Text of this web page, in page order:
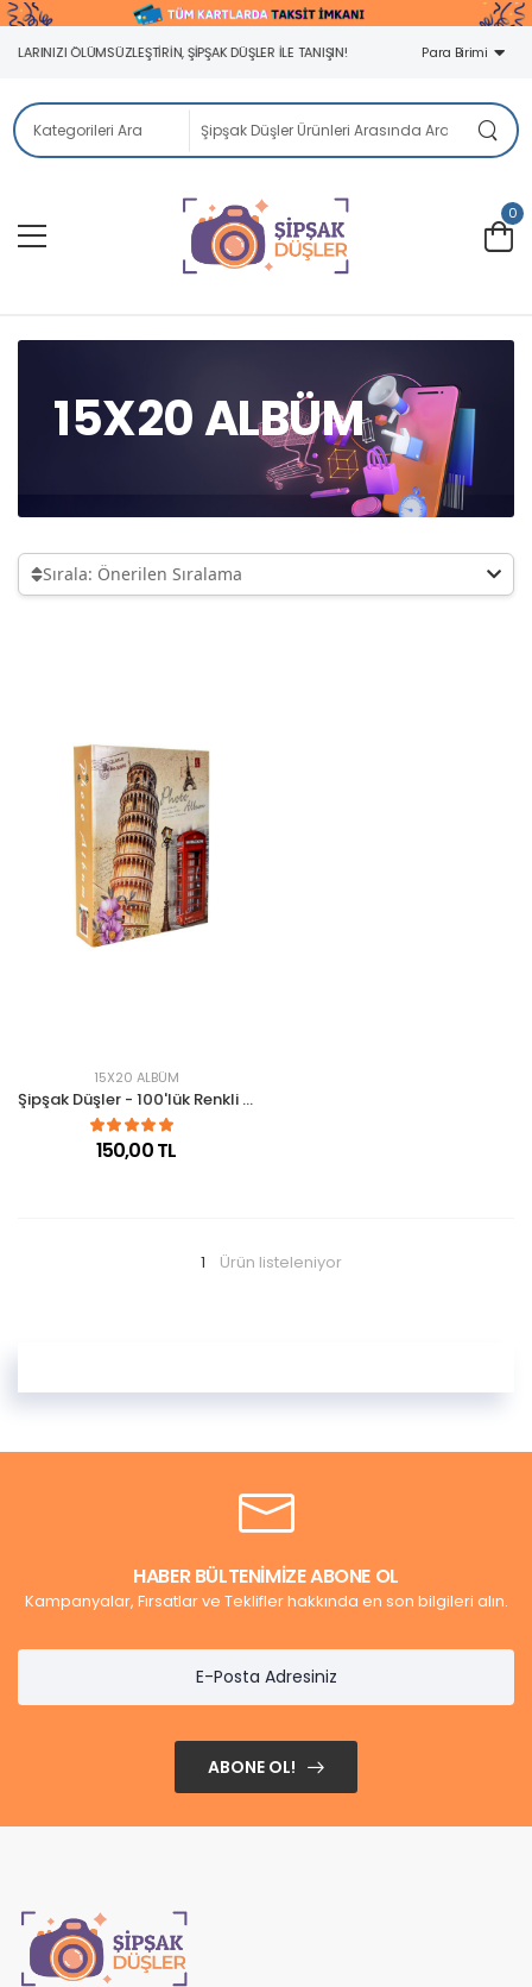
ÖLÜMSÜZLEŞTIRIN, ŞIPŞAK DÜŞLER ILE TANIŞIN! Para Birimi
0
15X20 ALBÜM
Sırala: Önerilen Sıralama
15X20 ALBÜM
Şipşak Düşler - 100'lük Renkli Desenli 15x21 Fotoğraf Albümü
150,00 TL
1 Ürün listeleniyor
HABER BÜLTENİMİZE ABONE OL
Kampanyalar, Fırsatlar ve Teklifler hakkında en son bilgileri alın.
ABONE OL!